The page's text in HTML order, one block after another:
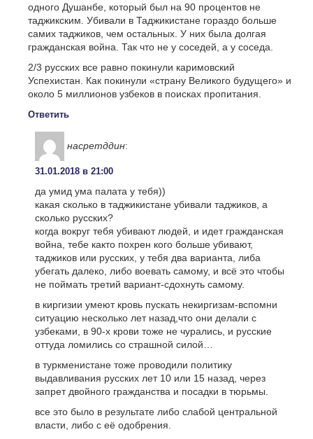
одного Душанбе, который был на 90 процентов не
таджикским. Убивали в Таджикистане гораздо больше
самих таджиков, чем остальных. У них была долгая
гражданская война. Так что не у соседей, а у соседа.
2/3 русских все равно покинули каримовский
Успехистан. Как покинули «страну Великого будущего» и
около 5 миллионов узбеков в поисках пропитания.
Ответить
насретддин:
31.01.2018 в 21:00
да умид ума палата у тебя))
какая сколько в таджикистане убивали таджиков, а
сколько русских?
когда вокруг тебя убивают людей, и идет гражданская
война, тебе както похрен кого больше убивают,
таджиков или русских, у тебя два варианта, либа
убегать далеко, либо воевать самому, и всё это чтобы
не поймать третий вариант-сдохнуть самому.
в киргизии умеют кровь пускать некиргизам-вспомни
ситуацию несколько лет назад,что они делали с
узбеками, в 90-х крови тоже не чурались, и русские
оттуда ломились со страшной силой…
в туркменистане тоже проводили политику
выдавливания русских лет 10 или 15 назад, через
запрет двойного гражданства и посадки в тюрьмы.
все это было в результате либо слабой центральной
власти, либо с её одобрения.